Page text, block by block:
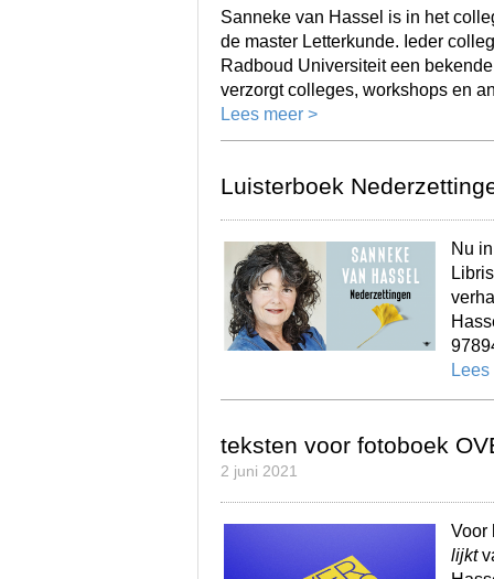
Sanneke van Hassel is in het
de master Letterkunde. Ieder
Radboud Universiteit een
verzorgt colleges, workshops en
Lees meer >
Luisterboek
Nu
Lees
teksten voor fotoboek
2 juni 2021
Voor
lijkt